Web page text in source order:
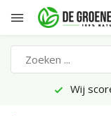
Wij